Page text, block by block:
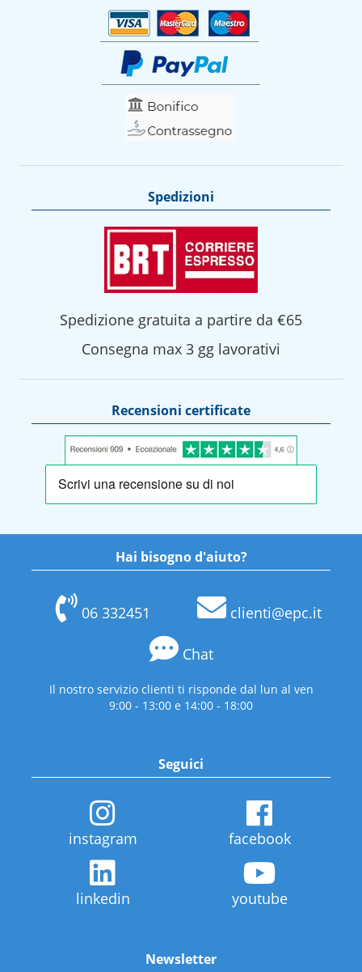
Spedizioni
Spedizione gratuita a partire da €65
Consegna max 3 gg lavorativi
Recensioni certificate
Hai bisogno d'aiuto?
06 332451 clienti@epc.it
Chat
Il nostro servizio clienti ti risponde dal lun al ven
9:00 - 13:00 e 14:00 - 18:00
Seguici
instagram facebook
linkedin youtube
Newsletter